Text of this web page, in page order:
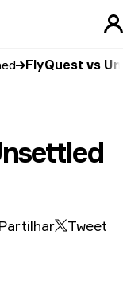
FlyQuest vs
Partilhar Tweet